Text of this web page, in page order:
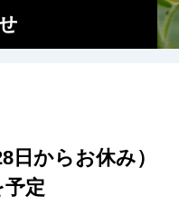
日からお休み）
定